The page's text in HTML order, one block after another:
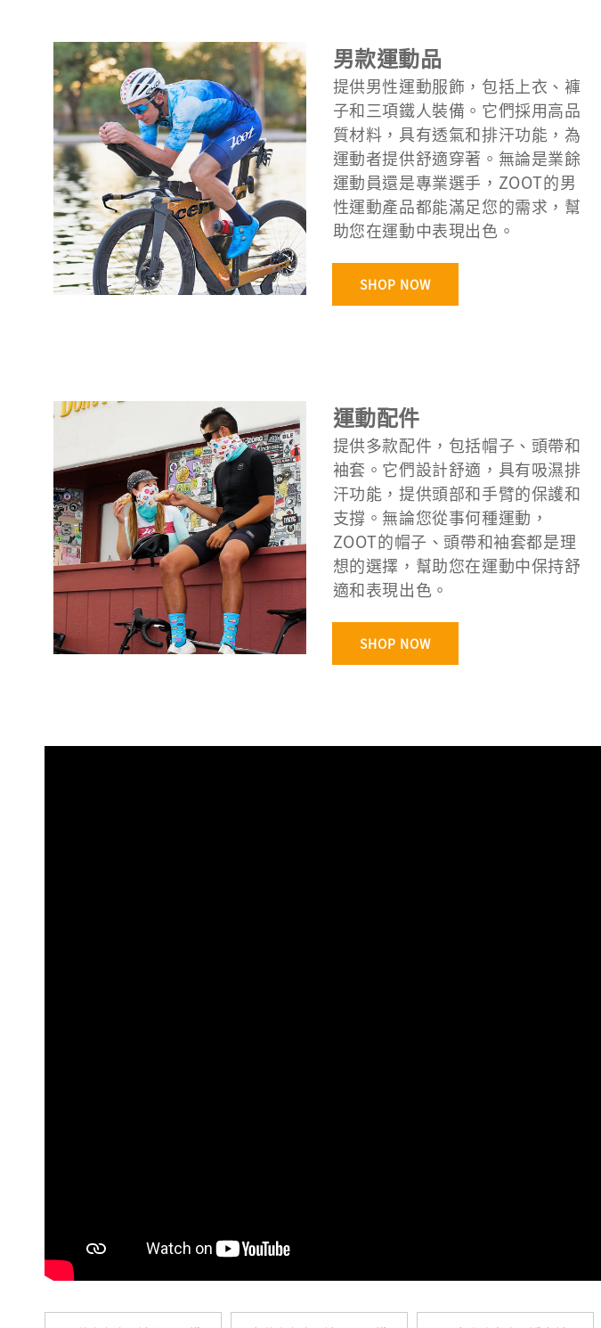
男款運動品
提供男性運動服飾，包括上衣、褲
子和三項鐵人裝備。它們採用高品
質材料，具有透氣和排汗功能，為
運動者提供舒適穿著。無論是業餘
運動員還是專業選手，ZOOT的男
性運動產品都能滿足您的需求，幫
助您在運動中表現出色。
SHOP NOW
運動配件
提供多款配件，包括帽子、頭帶和
袖套。它們設計舒適，具有吸濕排
汗功能，提供頭部和手臂的保護和
支撐。無論您從事何種運動，
ZOOT的帽子、頭帶和袖套都是理
想的選擇，幫助您在運動中保持舒
適和表現出色。
SHOP NOW